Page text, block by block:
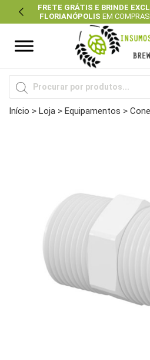
FRETE GRÁTIS E BRINDE
FLORIANÓPOLIS EM COMPRAS
Previous
Pesquisar
produtos
Início > Loja > Equipamentos >